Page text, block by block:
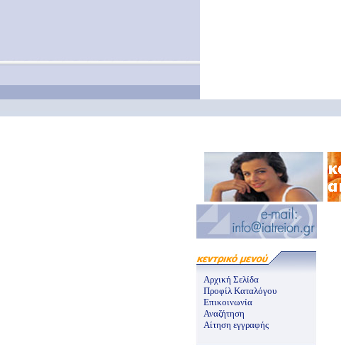
Αρχική Σελίδα
Προφίλ Καταλόγου
Επικοινωνία
Αναζήτηση
Αίτηση εγγραφής